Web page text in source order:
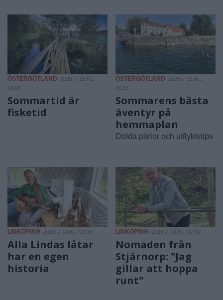
ÖSTERGÖTLAND
2026-7-22 KL.
08:00
Sommartid är
fisketid
ÖSTERGÖTLAND
2026-7-21 KL.
09:15
Sommarens bästa
äventyr på
hemmaplan
Dolda pärlor och utflyktstips
LINKÖPING 2026-7-14 KL. 08:30
Alla Lindas låtar
har en egen
historia
LINKÖPING 2026-7-10 KL. 07:30
Nomaden från
Stjärnorp: "Jag
gillar att hoppa
runt"